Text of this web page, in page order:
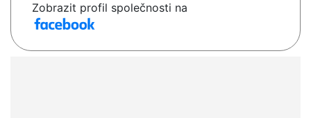
Zobrazit profil společnosti na